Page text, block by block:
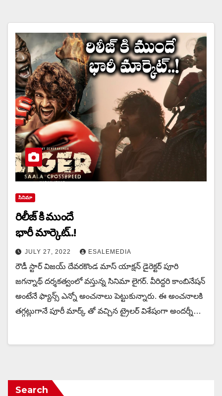
సినిమా
రిలీజ్ కి ముందే
భారీ మార్కెట్..!
JULY 27, 2022 ESALEMEDIA
రౌడీ స్టార్ విజయ్ దేవరకొండ మాస్ యాక్షన్ డైరెక్టర్ పూరి
జగన్నాథ్ దర్శకత్వంలో వస్తున్న సినిమా లైగర్. వీరిద్దరి కాంబినేషన్
అంటేనే ఫ్యాన్స్ ఎన్నో అంచనాలు పెట్టుకున్నారు. ఈ అంచనాలకి
తగ్గట్లుగానే పూరీ మార్క్ తో వచ్చిన ట్రైలర్ విశేషంగా అందర్నీ…
Search